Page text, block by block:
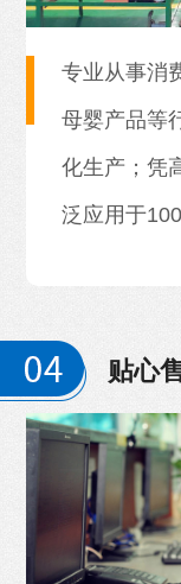
专业从事消
母婴产品等
化生产；凭
泛应用于
贴心